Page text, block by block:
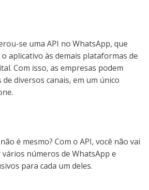
se uma API no WhatsApp, que
aplicativo às demais plataformas de
Com isso, as empresas podem
diversos canais, em um único
é mesmo? Com o API, você não vai
números de WhatsApp e
para cada um deles.